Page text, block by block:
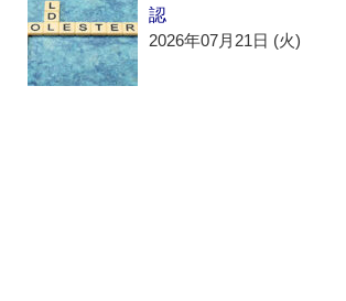
認
2026年07月21日 (火)